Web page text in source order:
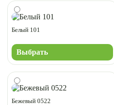
Белый 101
Выбрать
Бежевый 0522